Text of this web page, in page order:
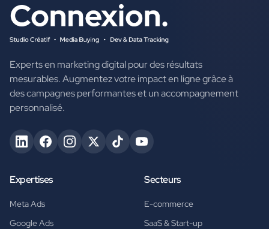
Experts en marketing digital pour des résultats
mesurables. Augmentez votre impact en ligne grâce à
des campagnes performantes et un accompagnement
personnalisé.
Expertises
Meta Ads
Google Ads
Secteurs
E-commerce
SaaS & Start-up